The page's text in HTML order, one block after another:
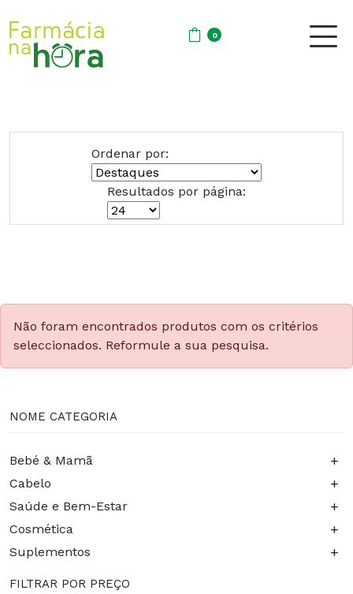
0
Ordenar por:
Resultados por página:
Não foram encontrados produtos com os critérios
seleccionados. Reformule a sua pesquisa.
NOME CATEGORIA
Bebé & Mamã +
Cabelo +
Saúde e Bem-Estar +
Cosmética +
Suplementos +
FILTRAR POR PREÇO